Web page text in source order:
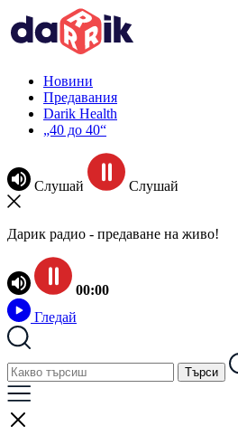
Новини
Предавания
Darik Health
„40 до 40“
Слушай Слушай
Дарик радио - предаване на живо!
00:00
Гледай